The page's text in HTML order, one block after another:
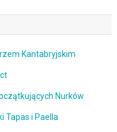
Kantabryjskim
Nurków
Tapas i Paella